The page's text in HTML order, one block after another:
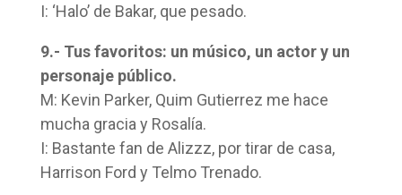
I: ‘Halo’ de Bakar, que pesado.
9.- Tus favoritos: un músico, un actor y un
personaje público.
M: Kevin Parker, Quim Gutierrez me hace
mucha gracia y Rosalía.
I: Bastante fan de Alizzz, por tirar de casa,
Harrison Ford y Telmo Trenado.